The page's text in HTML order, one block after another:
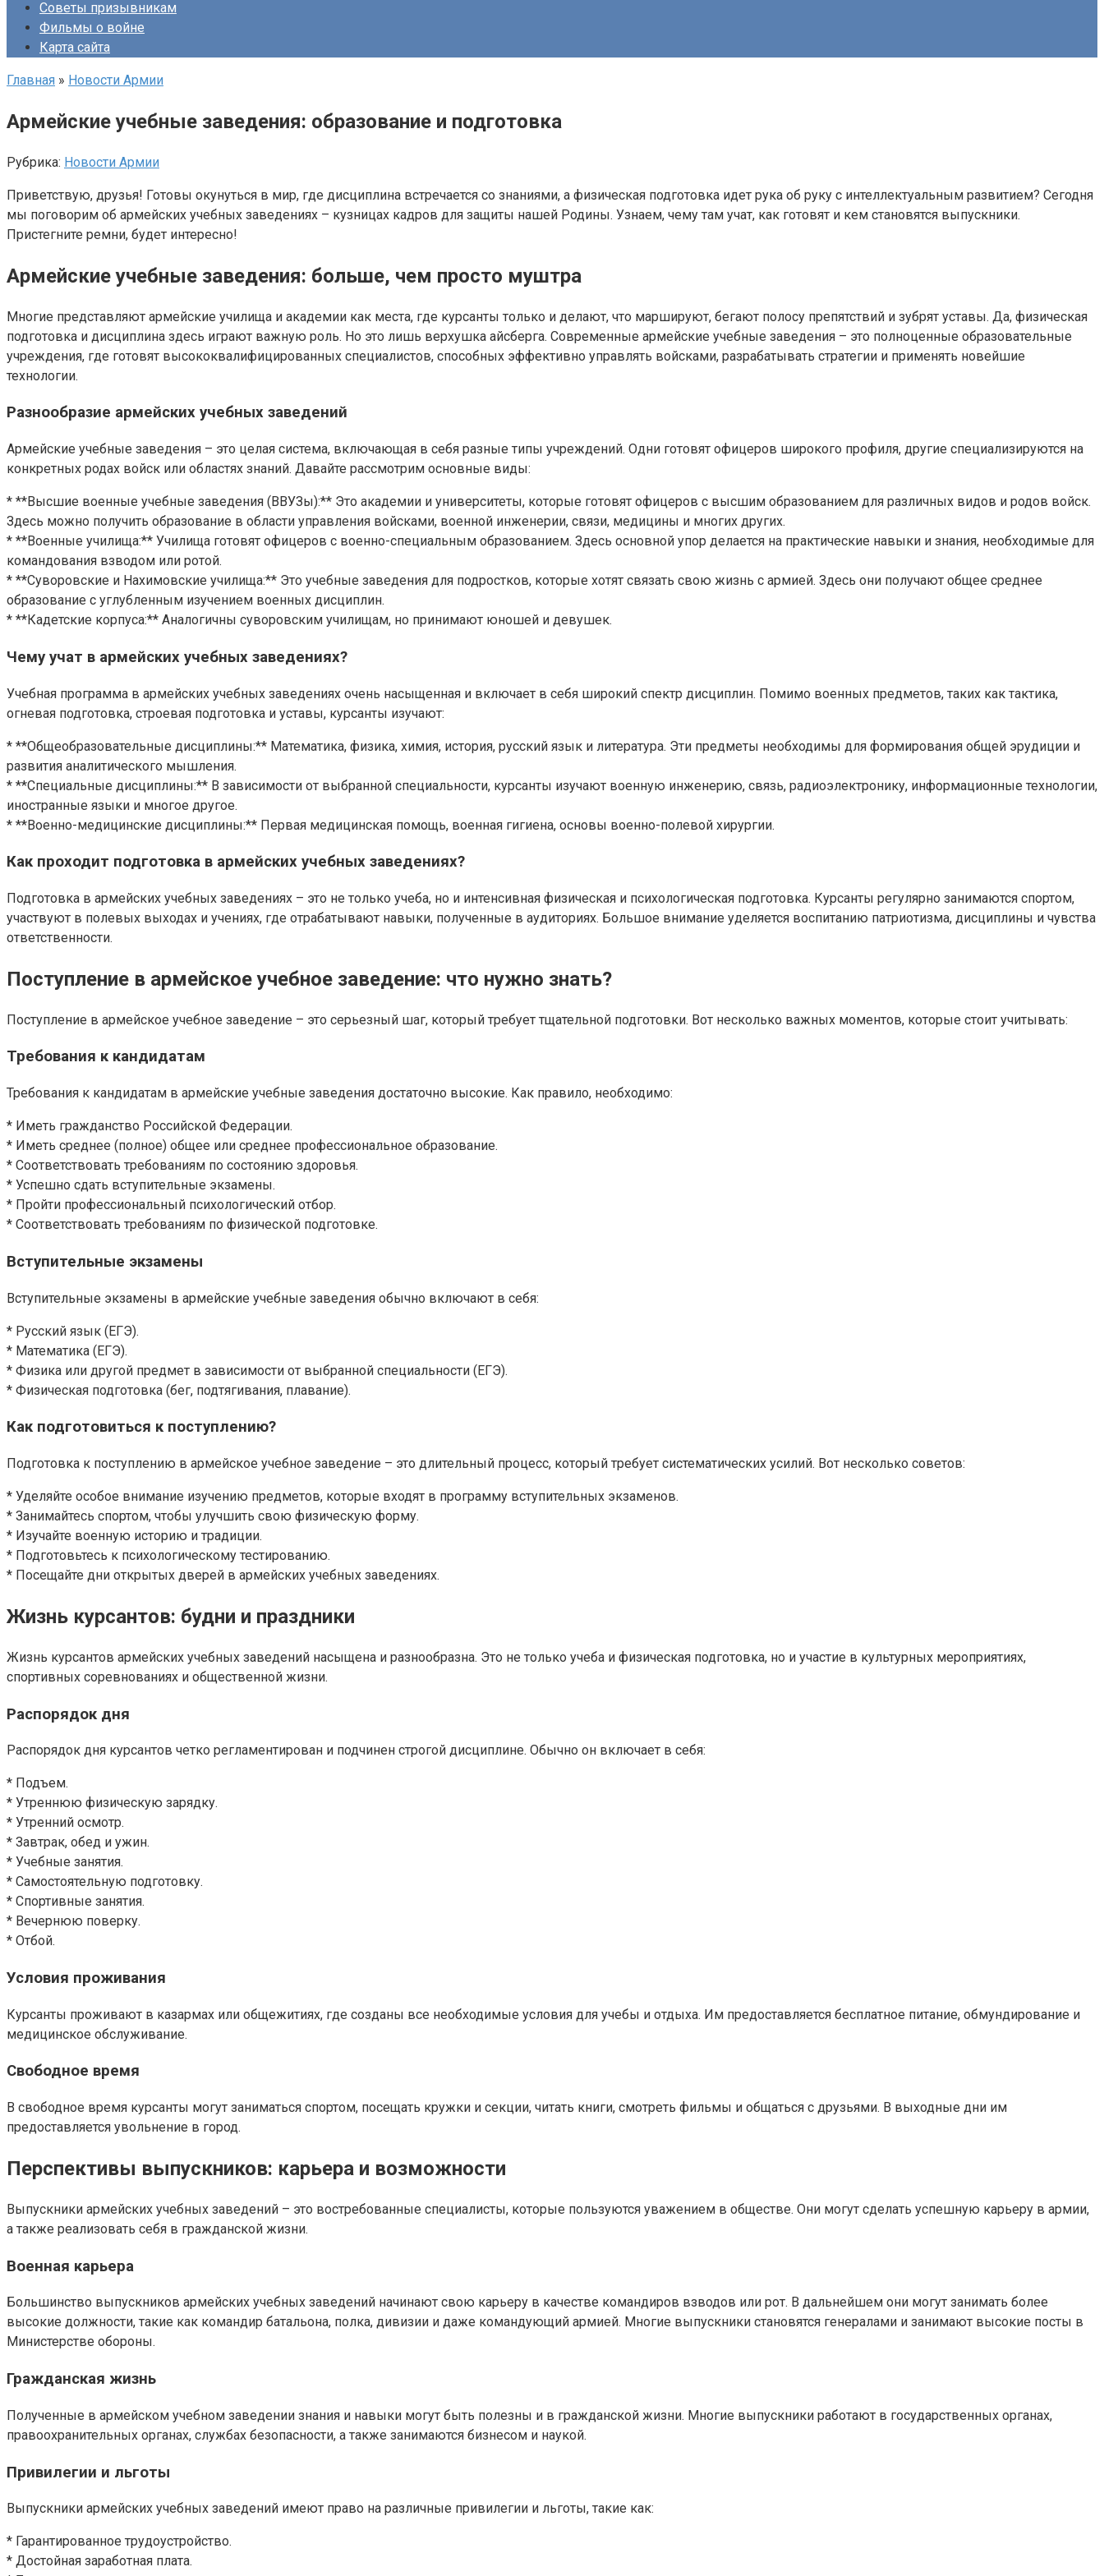
Советы призывникам
Фильмы о войне
Карта сайта
Главная » Новости Армии
Армейские учебные заведения: образование и подготовка
Рубрика: Новости Армии
Приветствую, друзья! Готовы окунуться в мир, где дисциплина встречается со знаниями, а физическая подготовка идет рука об руку с интеллектуальным развитием? Сегодня
мы поговорим об армейских учебных заведениях – кузницах кадров для защиты нашей Родины. Узнаем, чему там учат, как готовят и кем становятся выпускники.
Пристегните ремни, будет интересно!
Армейские учебные заведения: больше, чем просто муштра
Многие представляют армейские училища и академии как места, где курсанты только и делают, что маршируют, бегают полосу препятствий и зубрят уставы. Да, физическая
подготовка и дисциплина здесь играют важную роль. Но это лишь верхушка айсберга. Современные армейские учебные заведения – это полноценные образовательные
учреждения, где готовят высококвалифицированных специалистов, способных эффективно управлять войсками, разрабатывать стратегии и применять новейшие
технологии.
Разнообразие армейских учебных заведений
Армейские учебные заведения – это целая система, включающая в себя разные типы учреждений. Одни готовят офицеров широкого профиля, другие специализируются на
конкретных родах войск или областях знаний. Давайте рассмотрим основные виды:
* **Высшие военные учебные заведения (ВВУЗы):** Это академии и университеты, которые готовят офицеров с высшим образованием для различных видов и родов войск.
Здесь можно получить образование в области управления войсками, военной инженерии, связи, медицины и многих других.
* **Военные училища:** Училища готовят офицеров с военно-специальным образованием. Здесь основной упор делается на практические навыки и знания, необходимые для
командования взводом или ротой.
* **Суворовские и Нахимовские училища:** Это учебные заведения для подростков, которые хотят связать свою жизнь с армией. Здесь они получают общее среднее
образование с углубленным изучением военных дисциплин.
* **Кадетские корпуса:** Аналогичны суворовским училищам, но принимают юношей и девушек.
Чему учат в армейских учебных заведениях?
Учебная программа в армейских учебных заведениях очень насыщенная и включает в себя широкий спектр дисциплин. Помимо военных предметов, таких как тактика,
огневая подготовка, строевая подготовка и уставы, курсанты изучают:
* **Общеобразовательные дисциплины:** Математика, физика, химия, история, русский язык и литература. Эти предметы необходимы для формирования общей эрудиции и
развития аналитического мышления.
* **Специальные дисциплины:** В зависимости от выбранной специальности, курсанты изучают военную инженерию, связь, радиоэлектронику, информационные технологии,
иностранные языки и многое другое.
* **Военно-медицинские дисциплины:** Первая медицинская помощь, военная гигиена, основы военно-полевой хирургии.
Как проходит подготовка в армейских учебных заведениях?
Подготовка в армейских учебных заведениях – это не только учеба, но и интенсивная физическая и психологическая подготовка. Курсанты регулярно занимаются спортом,
участвуют в полевых выходах и учениях, где отрабатывают навыки, полученные в аудиториях. Большое внимание уделяется воспитанию патриотизма, дисциплины и чувства
ответственности.
Поступление в армейское учебное заведение: что нужно знать?
Поступление в армейское учебное заведение – это серьезный шаг, который требует тщательной подготовки. Вот несколько важных моментов, которые стоит учитывать:
Требования к кандидатам
Требования к кандидатам в армейские учебные заведения достаточно высокие. Как правило, необходимо:
* Иметь гражданство Российской Федерации.
* Иметь среднее (полное) общее или среднее профессиональное образование.
* Соответствовать требованиям по состоянию здоровья.
* Успешно сдать вступительные экзамены.
* Пройти профессиональный психологический отбор.
* Соответствовать требованиям по физической подготовке.
Вступительные экзамены
Вступительные экзамены в армейские учебные заведения обычно включают в себя:
* Русский язык (ЕГЭ).
* Математика (ЕГЭ).
* Физика или другой предмет в зависимости от выбранной специальности (ЕГЭ).
* Физическая подготовка (бег, подтягивания, плавание).
Как подготовиться к поступлению?
Подготовка к поступлению в армейское учебное заведение – это длительный процесс, который требует систематических усилий. Вот несколько советов:
* Уделяйте особое внимание изучению предметов, которые входят в программу вступительных экзаменов.
* Занимайтесь спортом, чтобы улучшить свою физическую форму.
* Изучайте военную историю и традиции.
* Подготовьтесь к психологическому тестированию.
* Посещайте дни открытых дверей в армейских учебных заведениях.
Жизнь курсантов: будни и праздники
Жизнь курсантов армейских учебных заведений насыщена и разнообразна. Это не только учеба и физическая подготовка, но и участие в культурных мероприятиях,
спортивных соревнованиях и общественной жизни.
Распорядок дня
Распорядок дня курсантов четко регламентирован и подчинен строгой дисциплине. Обычно он включает в себя:
* Подъем.
* Утреннюю физическую зарядку.
* Утренний осмотр.
* Завтрак, обед и ужин.
* Учебные занятия.
* Самостоятельную подготовку.
* Спортивные занятия.
* Вечернюю поверку.
* Отбой.
Условия проживания
Курсанты проживают в казармах или общежитиях, где созданы все необходимые условия для учебы и отдыха. Им предоставляется бесплатное питание, обмундирование и
медицинское обслуживание.
Свободное время
В свободное время курсанты могут заниматься спортом, посещать кружки и секции, читать книги, смотреть фильмы и общаться с друзьями. В выходные дни им
предоставляется увольнение в город.
Перспективы выпускников: карьера и возможности
Выпускники армейских учебных заведений – это востребованные специалисты, которые пользуются уважением в обществе. Они могут сделать успешную карьеру в армии,
а также реализовать себя в гражданской жизни.
Военная карьера
Большинство выпускников армейских учебных заведений начинают свою карьеру в качестве командиров взводов или рот. В дальнейшем они могут занимать более
высокие должности, такие как командир батальона, полка, дивизии и даже командующий армией. Многие выпускники становятся генералами и занимают высокие посты в
Министерстве обороны.
Гражданская жизнь
Полученные в армейском учебном заведении знания и навыки могут быть полезны и в гражданской жизни. Многие выпускники работают в государственных органах,
правоохранительных органах, службах безопасности, а также занимаются бизнесом и наукой.
Привилегии и льготы
Выпускники армейских учебных заведений имеют право на различные привилегии и льготы, такие как:
* Гарантированное трудоустройство.
* Достойная заработная плата.